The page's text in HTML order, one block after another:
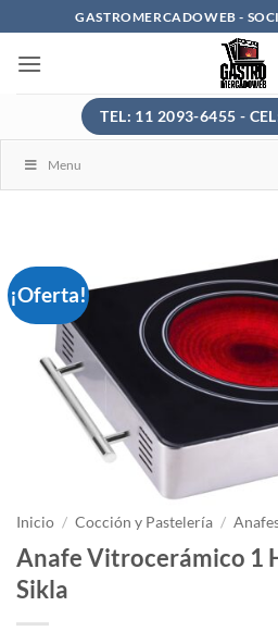
al
contenido
GASTROMERCADOWEB -
TEL: 11 2093-6455 -
Menu
¡Oferta!
Inicio / Cocción y Pastelería /
Anafe Vitrocerámico 1
Sikla